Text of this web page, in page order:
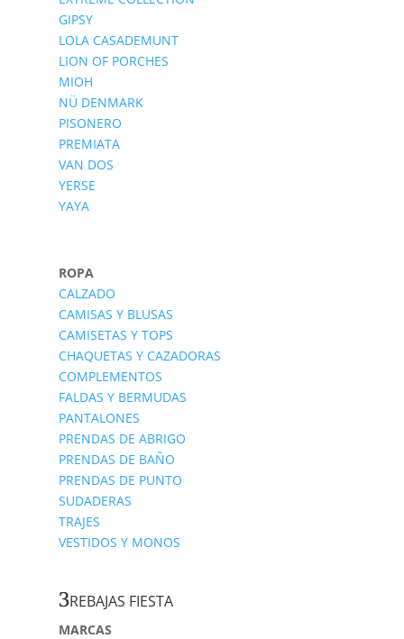
GIPSY
LOLA CASADEMUNT
LION OF PORCHES
MIOH
NÜ DENMARK
PISONERO
PREMIATA
VAN DOS
YERSE
YAYA
ROPA
CALZADO
CAMISAS Y BLUSAS
CAMISETAS Y TOPS
CHAQUETAS Y CAZADORAS
COMPLEMENTOS
FALDAS Y BERMUDAS
PANTALONES
PRENDAS DE ABRIGO
PRENDAS DE BAÑO
PRENDAS DE PUNTO
SUDADERAS
TRAJES
VESTIDOS Y MONOS
REBAJAS FIESTA
MARCAS